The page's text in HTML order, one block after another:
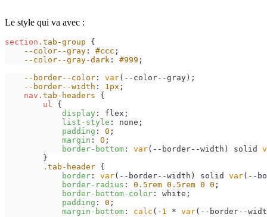
Le style qui va avec :
section .tab-group {
--color--gray : #ccc ;
--color--gray-dark : #999 ;
--border--color : var(--color--gray);
--border--width : 1px ;
nav .tab-headers {
ul {
display : flex;
list-style : none;
padding : 0 ;
margin : 0 ;
border-bottom : var(--border--width) solid
        }
.tab-header {
border : var(--border--width) solid var(--
border-radius : 0.5rem 0.5rem 0 0 ;
border-bottom-color : white;
padding : 0 ;
margin-bottom : calc (- 1 * var(--border--